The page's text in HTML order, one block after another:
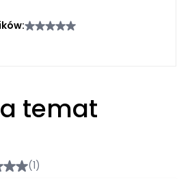
temat
(1)